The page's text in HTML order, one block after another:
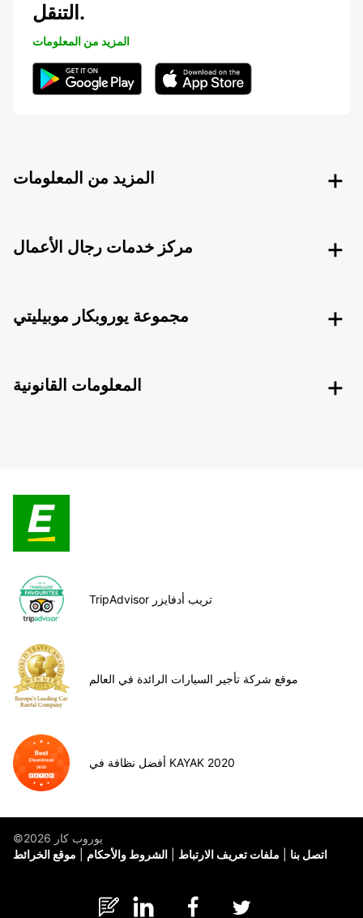
التنقل.
المزيد من المعلومات
المزيد من المعلومات
مركز خدمات رجال الأعمال
مجموعة يوروبكار موبيليتي
المعلومات القانونية
TripAdvisor تريب أدفايزر
موقع شركة تأجير السيارات الرائدة في العالم
أفضل نظافة في KAYAK 2020
©يوروب كار 2026
موقع الخرائط
الشروط والأحكام ملفات تعريف الارتباط اتصل بنا